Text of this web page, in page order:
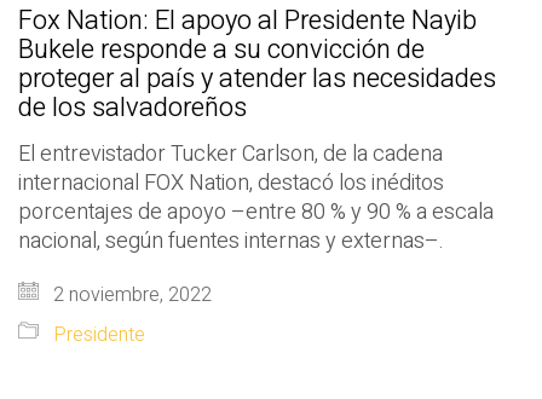
Fox Nation: El apoyo al Presidente Nayib
Bukele responde a su convicción de
proteger al país y atender las necesidades
de los salvadoreños
El entrevistador Tucker Carlson, de la cadena
internacional FOX Nation, destacó los inéditos
porcentajes de apoyo –entre 80 % y 90 % a escala
nacional, según fuentes internas y externas–.
2 noviembre, 2022
Presidente